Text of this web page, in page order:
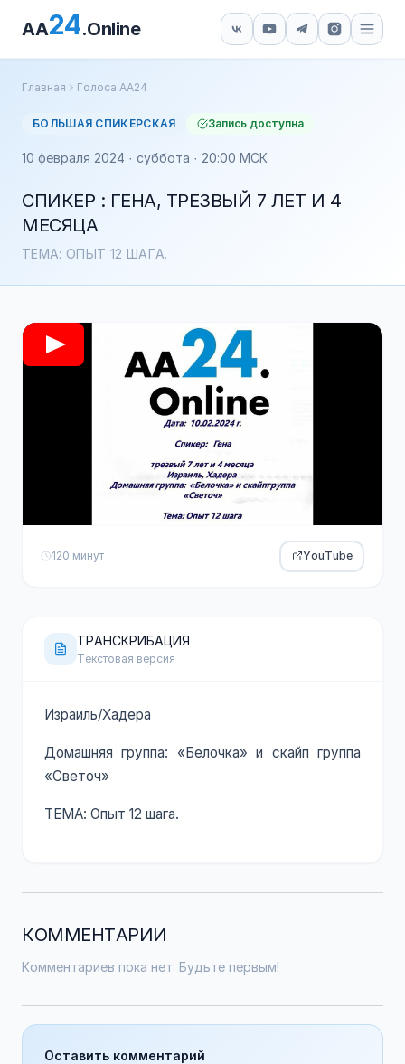
AA24.Online
Главная Голоса АА24
БОЛЬШАЯ СПИКЕРСКАЯ Запись доступна
10 февраля 2024 · суббота · 20:00 МСК
СПИКЕР : ГЕНА, ТРЕЗВЫЙ 7 ЛЕТ И 4
МЕСЯЦА
ТЕМА: ОПЫТ 12 ШАГА.
120 минут YouTube
ТРАНСКРИБАЦИЯ
Текстовая версия
Израиль/Хадера
Домашняя группа: «Белочка» и скайп группа
«Светоч»
ТЕМА: Опыт 12 шага.
КОММЕНТАРИИ
Комментариев пока нет. Будьте первым!
Оставить комментарий